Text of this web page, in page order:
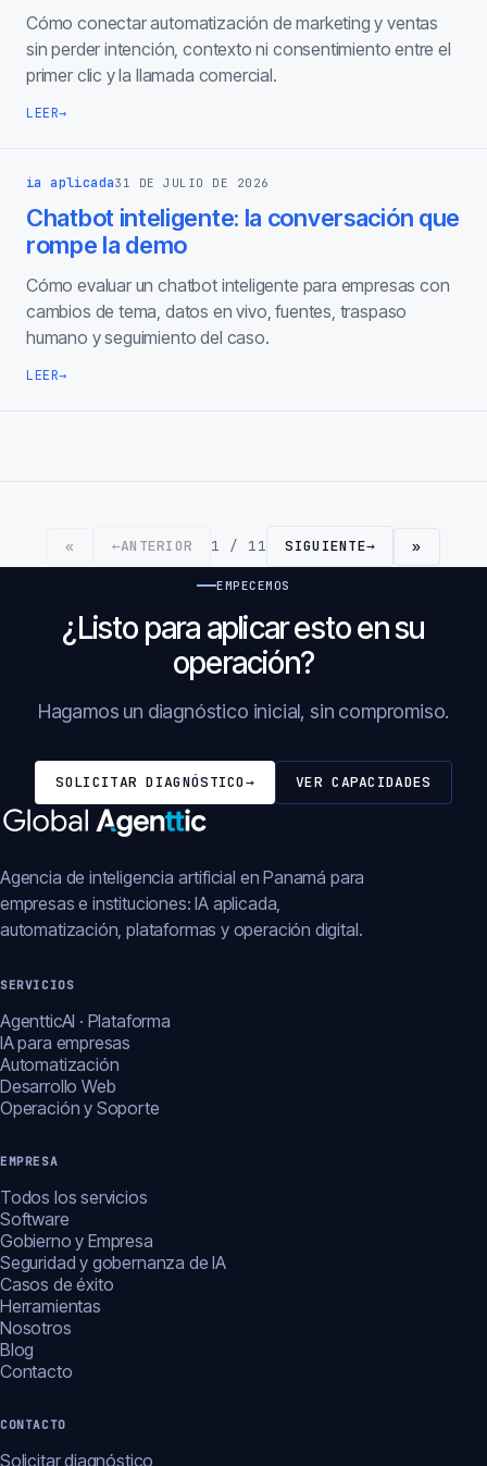
Cómo conectar automatización de marketing y ventas
sin perder intención, contexto ni consentimiento entre el
primer clic y la llamada comercial.
LEER→
ia aplicada31 DE JULIO DE 2026
Chatbot inteligente: la conversación que
rompe la demo
Cómo evaluar un chatbot inteligente para empresas con
cambios de tema, datos en vivo, fuentes, traspaso
humano y seguimiento del caso.
LEER→
« ←ANTERIOR 1 / 11 SIGUIENTE→ »
EMPECEMOS
¿Listo para aplicar esto en su
operación?
Hagamos un diagnóstico inicial, sin compromiso.
SOLICITAR DIAGNÓSTICO→ VER CAPACIDADES
Agencia de inteligencia artificial en Panamá para
empresas e instituciones: IA aplicada,
automatización, plataformas y operación digital.
SERVICIOS
AgentticAI · Plataforma
IA para empresas
Automatización
Desarrollo Web
Operación y Soporte
EMPRESA
Todos los servicios
Software
Gobierno y Empresa
Seguridad y gobernanza de IA
Casos de éxito
Herramientas
Nosotros
Blog
Contacto
CONTACTO
Solicitar diagnóstico